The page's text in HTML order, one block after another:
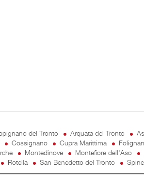
del Tronto Arquata del Tronto
Cossignano Cupra Marittima
Montedinove Montefiore dell'Aso
Rotella San Benedetto del Tronto